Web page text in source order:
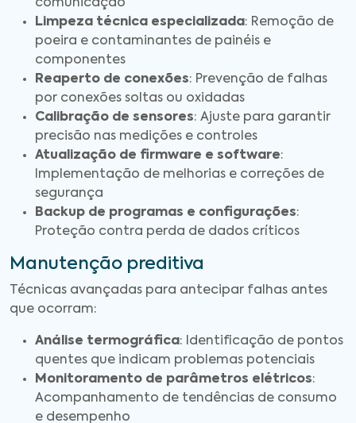
comunicação
Limpeza técnica especializada: Remoção de
poeira e contaminantes de painéis e
componentes
Reaperto de conexões: Prevenção de falhas
por conexões soltas ou oxidadas
Calibração de sensores: Ajuste para garantir
precisão nas medições e controles
Atualização de firmware e software:
Implementação de melhorias e correções de
segurança
Backup de programas e configurações:
Proteção contra perda de dados críticos
Manutenção preditiva
Técnicas avançadas para antecipar falhas antes
que ocorram:
Análise termográfica: Identificação de pontos
quentes que indicam problemas potenciais
Monitoramento de parâmetros elétricos:
Acompanhamento de tendências de consumo
e desempenho